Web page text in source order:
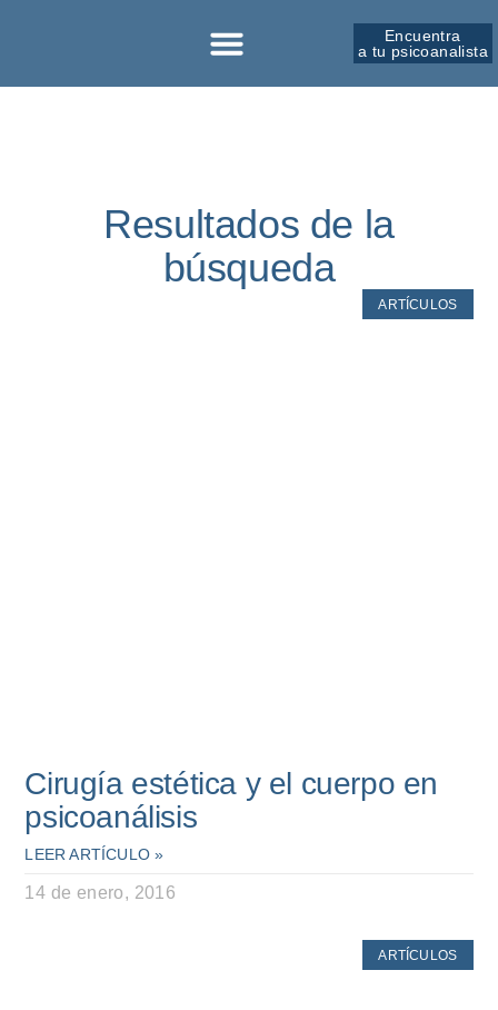
Encuentra
a tu psicoanalista
Resultados de la
búsqueda
ARTÍCULOS
Cirugía estética y el cuerpo en
psicoanálisis
LEER ARTÍCULO »
14 de enero, 2016
ARTÍCULOS